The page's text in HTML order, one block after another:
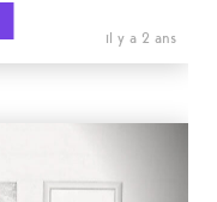
il y a 2 ans